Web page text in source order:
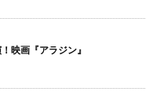
映画『アラジン』